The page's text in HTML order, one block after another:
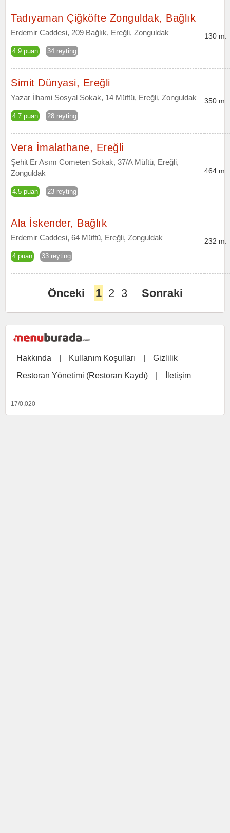
Tadıyaman Çiğköfte Zonguldak, Bağlık
Erdemir Caddesi, 209 Bağlık, Ereğli, Zonguldak
4.9 puan 34 reyting
130 m.
Simit Dünyasi, Ereğli
Yazar İlhami Sosyal Sokak, 14 Müftü, Ereğli, Zonguldak
4.7 puan 28 reyting
350 m.
Vera İmalathane, Ereğli
Şehit Er Asım Cometen Sokak, 37/A Müftü, Ereğli,
Zonguldak
4.5 puan 23 reyting
464 m.
Ala İskender, Bağlık
Erdemir Caddesi, 64 Müftü, Ereğli, Zonguldak
4 puan 33 reyting
232 m.
Önceki 1 2 3 Sonraki
Hakkında Kullanım Koşulları
Gizlilik
Restoran Yönetimi (Restoran Kaydı)
İletişim
17/0,020